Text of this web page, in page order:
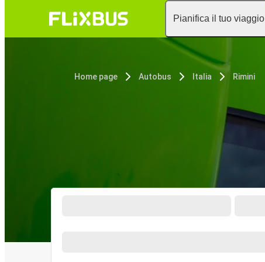
Pianifica il tuo viaggio
Home page Autobus Italia Rimini